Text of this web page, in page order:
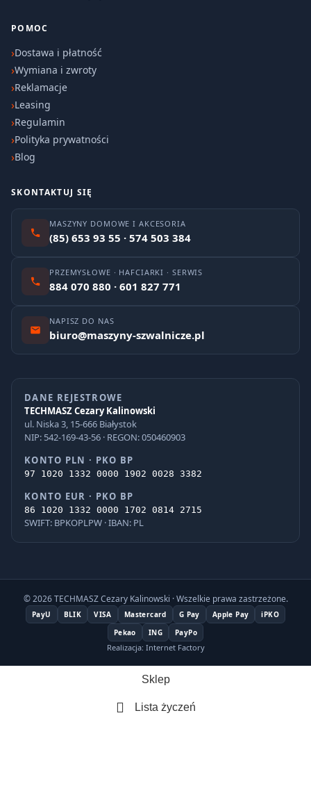
POMOC
Dostawa i płatność
Wymiana i zwroty
Reklamacje
Leasing
Regulamin
Polityka prywatności
Blog
SKONTAKTUJ SIĘ
MASZYNY DOMOWE I AKCESORIA
(85) 653 93 55 · 574 503 384
PRZEMYSŁOWE · HAFCIARKI · SERWIS
884 070 880 · 601 827 771
NAPISZ DO NAS
biuro@maszyny-szwalnicze.pl
DANE REJESTROWE
TECHMASZ Cezary Kalinowski
ul. Niska 3, 15-666 Białystok
NIP: 542-169-43-56 · REGON: 050460903
KONTO PLN · PKO BP
97 1020 1332 0000 1902 0028 3382
KONTO EUR · PKO BP
86 1020 1332 0000 1702 0814 2715
SWIFT: BPKOPLPW · IBAN: PL
© 2026 TECHMASZ Cezary Kalinowski · Wszelkie prawa zastrzeżone.
PayU BLIK VISA Mastercard G Pay Apple Pay
iPKO
Pekao
ING PayPo
Realizacja: Internet Factory
Sklep
Lista życzeń